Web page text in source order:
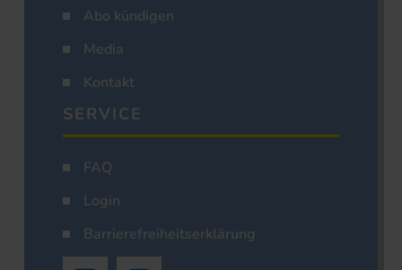
Abo kündigen
Media
Kontakt
SERVICE
FAQ
Login
Barrierefreiheitserklärung